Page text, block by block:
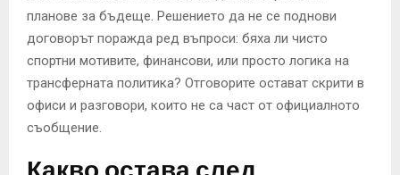
планове за бъдеще. Решението да не се поднови
договорът поражда ред въпроси: бяха ли чисто
спортни мотивите, финансови, или просто логика на
трансферната политика? Отговорите остават скрити в
офиси и разговори, които не са част от официалното
съобщение.